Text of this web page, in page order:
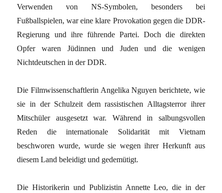
Verwenden von NS-Symbolen, besonders bei
Fußballspielen, war eine klare Provokation gegen die DDR-
Regierung und ihre führende Partei. Doch die direkten
Opfer waren Jüdinnen und Juden und die wenigen
Nichtdeutschen in der DDR.
Die Filmwissenschaftlerin Angelika Nguyen berichtete, wie
sie in der Schulzeit dem rassistischen Alltagsterror ihrer
Mitschüler ausgesetzt war. Während in salbungsvollen
Reden die internationale Solidarität mit Vietnam
beschworen wurde, wurde sie wegen ihrer Herkunft aus
diesem Land beleidigt und gedemütigt.
Die Historikerin und Publizistin Annette Leo, die in der